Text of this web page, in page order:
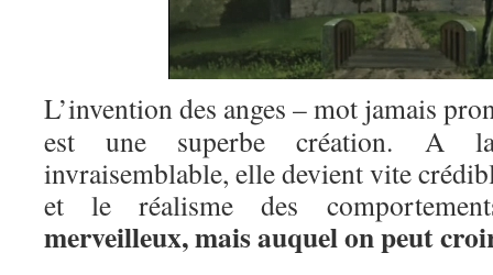
L’invention des anges – mot jamais
est une superbe création. A la
invraisemblable, elle devient vite
et le réalisme des
merveilleux, mais auquel on peut